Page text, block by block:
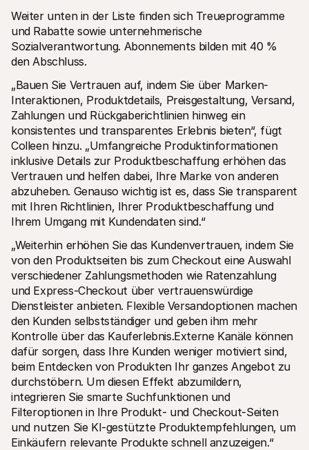
Weiter unten in der Liste finden sich Treueprogramme
und Rabatte sowie unternehmerische
Sozialverantwortung. Abonnements bilden mit 40 %
den Abschluss.
„Bauen Sie Vertrauen auf, indem Sie über Marken-
Interaktionen, Produktdetails, Preisgestaltung, Versand,
Zahlungen und Rückgaberichtlinien hinweg ein
konsistentes und transparentes Erlebnis bieten“, fügt
Colleen hinzu. „Umfangreiche Produktinformationen
inklusive Details zur Produktbeschaffung erhöhen das
Vertrauen und helfen dabei, Ihre Marke von anderen
abzuheben. Genauso wichtig ist es, dass Sie transparent
mit Ihren Richtlinien, Ihrer Produktbeschaffung und
Ihrem Umgang mit Kundendaten sind.“
„Weiterhin erhöhen Sie das Kundenvertrauen, indem Sie
von den Produktseiten bis zum Checkout eine Auswahl
verschiedener Zahlungsmethoden wie Ratenzahlung
und Express-Checkout über vertrauenswürdige
Dienstleister anbieten. Flexible Versandoptionen machen
den Kunden selbstständiger und geben ihm mehr
Kontrolle über das Kauferlebnis.Externe Kanäle können
dafür sorgen, dass Ihre Kunden weniger motiviert sind,
beim Entdecken von Produkten Ihr ganzes Angebot zu
durchstöbern. Um diesen Effekt abzumildern,
integrieren Sie smarte Suchfunktionen und
Filteroptionen in Ihre Produkt- und Checkout-Seiten
und nutzen Sie KI-gestützte Produktempfehlungen, um
Einkäufern relevante Produkte schnell anzuzeigen.“